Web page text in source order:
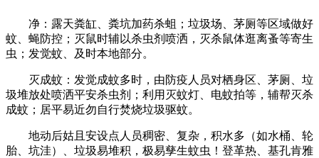
净：露天粪缸、粪坑加药杀蛆；垃圾场、茅厕等区域做好
蚊、蝇防控；灭鼠时辅以杀虫剂喷洒，灭杀鼠体逛离蚤等寄生
虫；发觉蚊、及时本地部分。
灭成蚊：发觉成蚊多时，由防疫人员对栖身区、茅厕、垃
圾堆放处喷洒平安杀虫剂；利用灭蚊灯、电蚊拍等，辅帮灭杀
成蚊；居平易近勿自行焚烧垃圾驱蚊。
地动后姑且安设点人员稠密、复杂，积水多（如水桶、轮
胎、坑洼）、垃圾易堆积，极易孳生蚊虫！登革热、基孔肯雅